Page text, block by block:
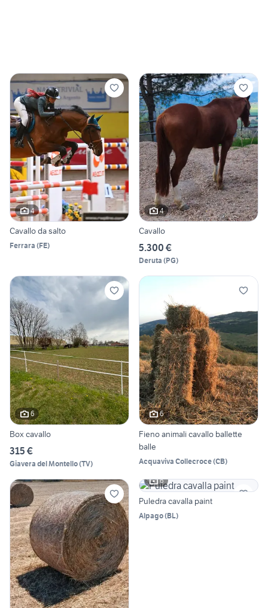
4
Cavallo da salto
Ferrara (FE)
4
Cavallo
5.300 €
Deruta (PG)
6
Box cavallo
315 €
Giavera del Montello(TV)
6
Fieno animali cavallo ballette
balle
Acquaviva Collecroce(CB)
6
Puledra cavalla paint
Alpago(BL)